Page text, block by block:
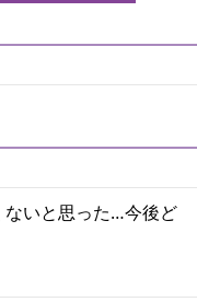
いと思った…今後ど